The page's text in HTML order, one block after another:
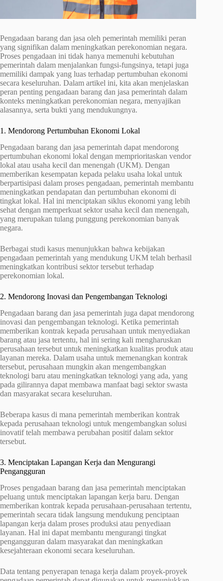
Pengadaan barang dan jasa oleh pemerintah memiliki peran
yang signifikan dalam meningkatkan perekonomian negara.
Proses pengadaan ini tidak hanya memenuhi kebutuhan
pemerintah dalam menjalankan fungsi-fungsinya, tetapi juga
memiliki dampak yang luas terhadap pertumbuhan ekonomi
secara keseluruhan. Dalam artikel ini, kita akan menjelaskan
peran penting pengadaan barang dan jasa pemerintah dalam
konteks meningkatkan perekonomian negara, menyajikan
alasannya, serta bukti yang mendukungnya.
1. Mendorong Pertumbuhan Ekonomi Lokal
Pengadaan barang dan jasa pemerintah dapat mendorong
pertumbuhan ekonomi lokal dengan memprioritaskan vendor
lokal atau usaha kecil dan menengah (UKM). Dengan
memberikan kesempatan kepada pelaku usaha lokal untuk
berpartisipasi dalam proses pengadaan, pemerintah membantu
meningkatkan pendapatan dan pertumbuhan ekonomi di
tingkat lokal. Hal ini menciptakan siklus ekonomi yang lebih
sehat dengan memperkuat sektor usaha kecil dan menengah,
yang merupakan tulang punggung perekonomian banyak
negara.
Berbagai studi kasus menunjukkan bahwa kebijakan
pengadaan pemerintah yang mendukung UKM telah berhasil
meningkatkan kontribusi sektor tersebut terhadap
perekonomian lokal.
2. Mendorong Inovasi dan Pengembangan Teknologi
Pengadaan barang dan jasa pemerintah juga dapat mendorong
inovasi dan pengembangan teknologi. Ketika pemerintah
memberikan kontrak kepada perusahaan untuk menyediakan
barang atau jasa tertentu, hal ini sering kali mengharuskan
perusahaan tersebut untuk meningkatkan kualitas produk atau
layanan mereka. Dalam usaha untuk memenangkan kontrak
tersebut, perusahaan mungkin akan mengembangkan
teknologi baru atau meningkatkan teknologi yang ada, yang
pada gilirannya dapat membawa manfaat bagi sektor swasta
dan masyarakat secara keseluruhan.
Beberapa kasus di mana pemerintah memberikan kontrak
kepada perusahaan teknologi untuk mengembangkan solusi
inovatif telah membawa perubahan positif dalam sektor
tersebut.
3. Menciptakan Lapangan Kerja dan Mengurangi
Pengangguran
Proses pengadaan barang dan jasa pemerintah menciptakan
peluang untuk menciptakan lapangan kerja baru. Dengan
memberikan kontrak kepada perusahaan-perusahaan tertentu,
pemerintah secara tidak langsung mendukung penciptaan
lapangan kerja dalam proses produksi atau penyediaan
layanan. Hal ini dapat membantu mengurangi tingkat
pengangguran dalam masyarakat dan meningkatkan
kesejahteraan ekonomi secara keseluruhan.
Data tentang penyerapan tenaga kerja dalam proyek-proyek